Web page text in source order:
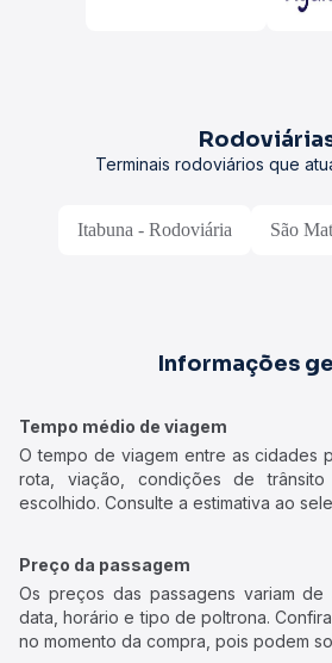
Terminais rodoviários que
Itabuna - Rodoviária São
Informações
Tempo médio de viagem
O tempo de viagem entre as cidades
rota, viação, condições de
escolhido. Consulte a estimativa ao
Preço da passagem
Os preços das passagens variam de
data, horário e tipo de poltrona.
no momento da compra, pois podem